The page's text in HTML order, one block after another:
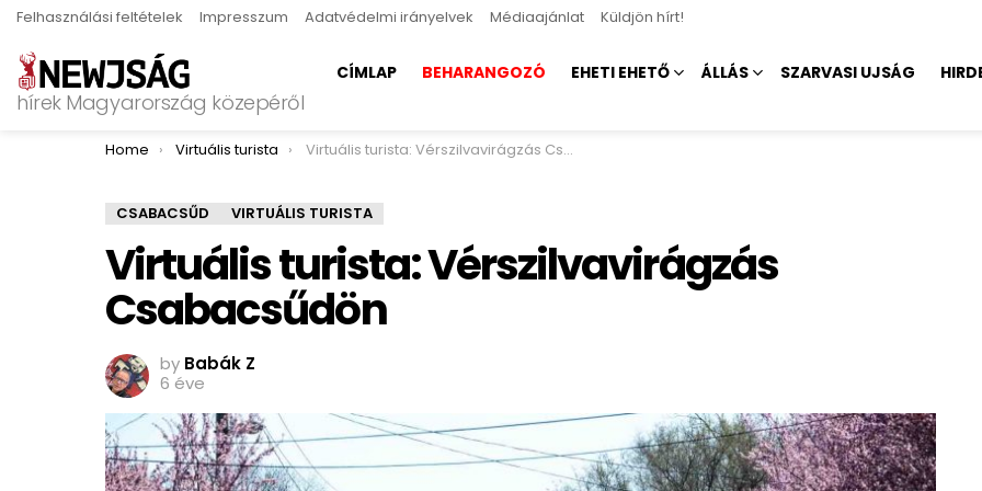
Felhasználási feltételek Impresszum Adatvédelmi irányelvek Médiaajánlat Küldjön hírt!
hírek Magyarország közepéről
CÍMLAP BEHARANGOZÓ EHETI EHETŐ ÁLLÁS SZARVASI UJSÁG
You are here:
Home Virtuális turista Virtuális turista: Vérszilvavirágzás Csabacsűdön
CSABACSŰD VIRTUÁLIS TURISTA
Virtuális turista: Vérszilvavirágzás
Csabacsűdön
by Babák Z
6 éve